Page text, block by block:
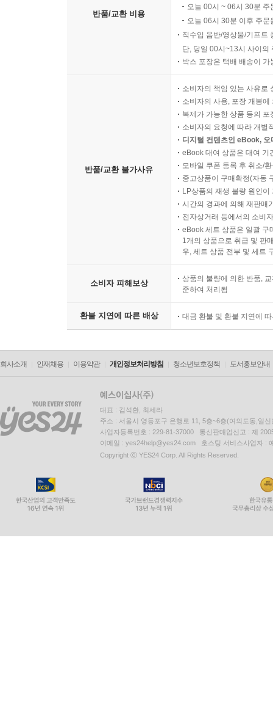
반품/교환 비용
오늘 00시 ~ 06시 30분
오늘 06시 30분 이후 주
직수입 음반/영상물/기프트
단, 당일 00시~13시 사이의
박스 포장은 택배 배송이
반품/교환 불가사유
소비자의 책임 있는 사유로
소비자의 사용, 포장 개봉
복제가 가능한 상품 등의
소비자의 요청에 따라 개별
디지털 컨텐츠인 eBook,
eBook 대여 상품은 대여 기
모바일 쿠폰 등록 후 취소/
중고상품이 구매확정(자동
LP상품의 재생 불량 원인
시간의 경과에 의해 재판매
전자상거래 등에서의 소비
eBook 세트 상품은 일괄 구
1개의 상품으로 취급 및 판
우, 세트 상품 전부 및 세트
소비자 피해보상
상품의 불량에 의한 반품,
준하여 처리됨
환불 지연에 따른 배상 대금 환불 및 환불 지연에
회사소개 인재채용 이용약관 개인정보처리방침 청소년보호정책 도서홍보안내
대표 : 김석환, 최세라
주소 : 서울시 영등포구 은행로 11, 5층~6층(여의도동,일신
사업자등록번호 : 229-81-37000 통신판매업신고 : 제
이메일 : yes24help@yes24.com 호스팅 서비스사업자 :
Copyright ⓒ YES24 Corp. All Rights Reserved.